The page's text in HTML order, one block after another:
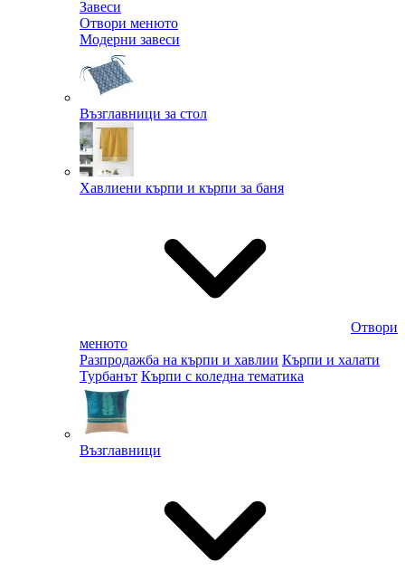
Завеси
Отвори менюто
Модерни завеси
Възглавници за стол
Хавлиени кърпи и кърпи за баня
Отвори
менюто
Разпродажба на кърпи и хавлии Кърпи и халати
Турбанът Кърпи с коледна тематика
Възглавници